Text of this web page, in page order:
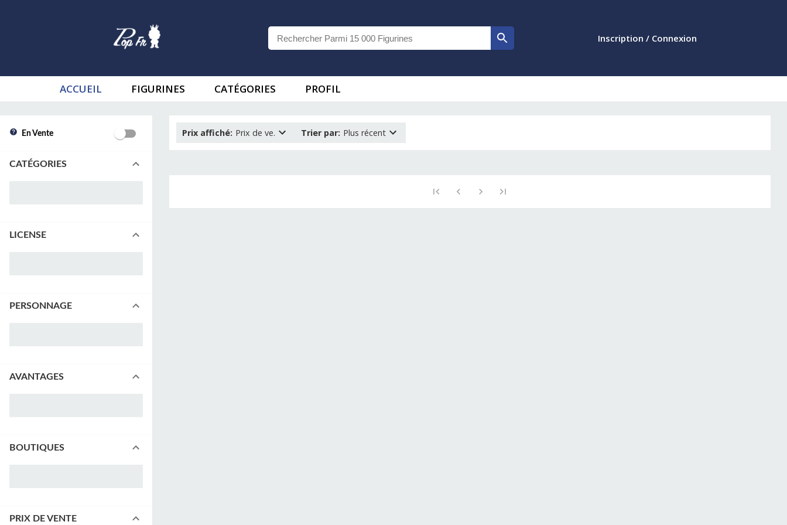
Inscription / Connexion
ACCUEIL FIGURINES CATÉGORIES PROFIL
En Vente
CATÉGORIES
LICENSE
PERSONNAGE
AVANTAGES
BOUTIQUES
PRIX DE VENTE
Prix affiché: Prix de ve. Trier par: Plus récent